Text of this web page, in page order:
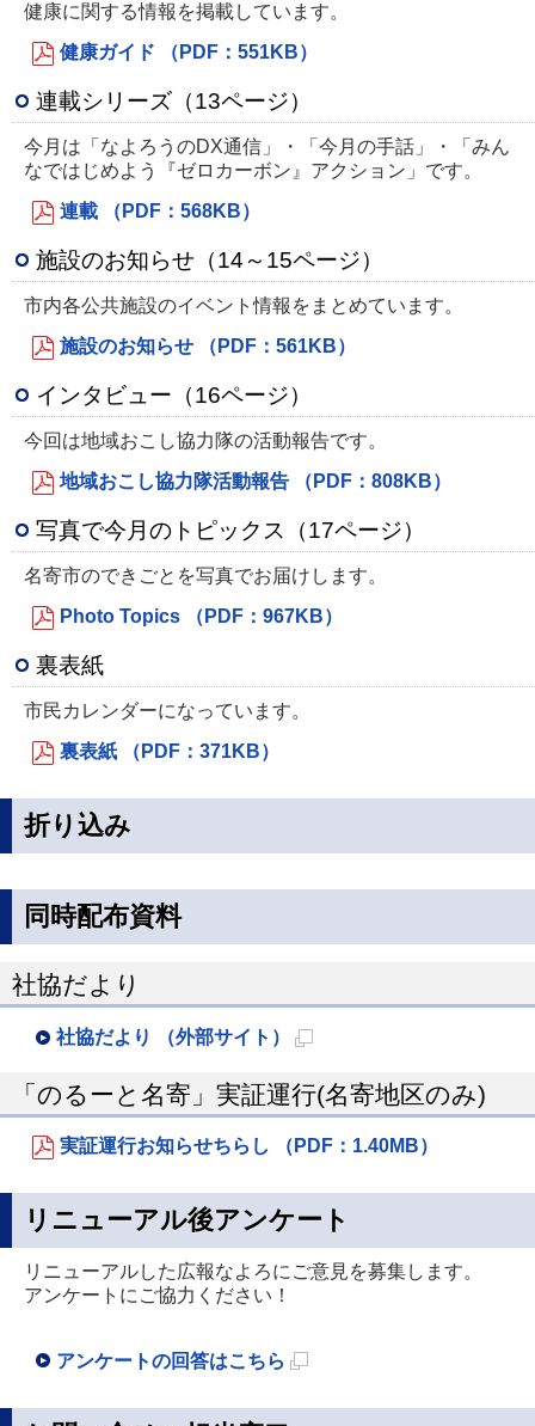
健康に関する情報を掲載しています。
健康ガイド （PDF：551KB）
連載シリーズ（13ページ）
今月は「なよろうのDX通信」・「今月の手話」・「みん
なではじめよう『ゼロカーボン』アクション」です。
連載 （PDF：568KB）
施設のお知らせ（14～15ページ）
市内各公共施設のイベント情報をまとめています。
施設のお知らせ （PDF：561KB）
インタビュー（16ページ）
今回は地域おこし協力隊の活動報告です。
地域おこし協力隊活動報告 （PDF：808KB）
写真で今月のトピックス（17ページ）
名寄市のできごとを写真でお届けします。
Photo Topics （PDF：967KB）
裏表紙
市民カレンダーになっています。
裏表紙 （PDF：371KB）
折り込み
同時配布資料
社協だより
社協だより （外部サイト）
規
ジ
開
す
「のるーと名寄」実証運行(名寄地区のみ)
実証運行お知らせちらし （PDF：1.40MB）
リニューアル後アンケート
リニューアルした広報なよろにご意見を募集します。
アンケートにご協力ください！
アンケートの回答はこちら